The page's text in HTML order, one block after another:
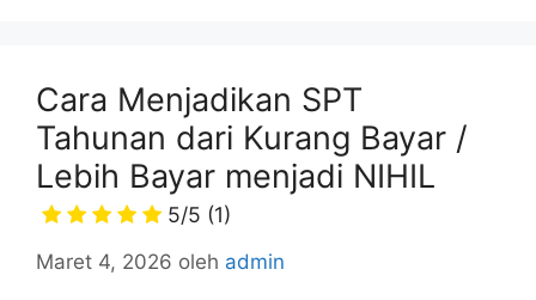
Cara Menjadikan SPT
Tahunan dari Kurang Bayar /
Lebih Bayar menjadi NIHIL
5/5 (1)
Maret 4, 2026 oleh admin